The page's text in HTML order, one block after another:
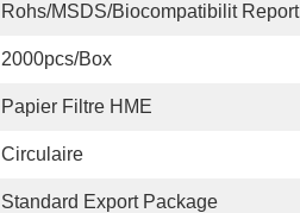
Rohs/MSDS/Biocompatibilit Report
2000pcs/box
Papier Filtre HME
Circulaire
Standard Export Package